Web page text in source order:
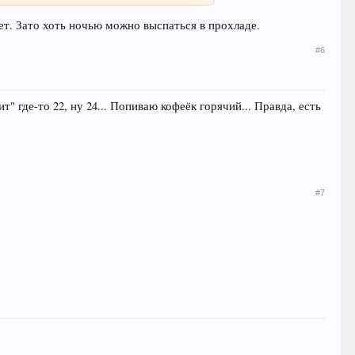
Зато хоть ночью можно выспаться в прохладе.
#6
где-то 22, ну 24... Попиваю кофеёк горячий... Правда, есть
#7